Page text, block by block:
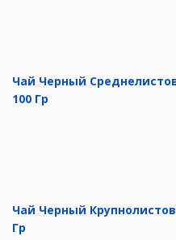
Чай Черный
100 Гр
Чай Черный
Гр